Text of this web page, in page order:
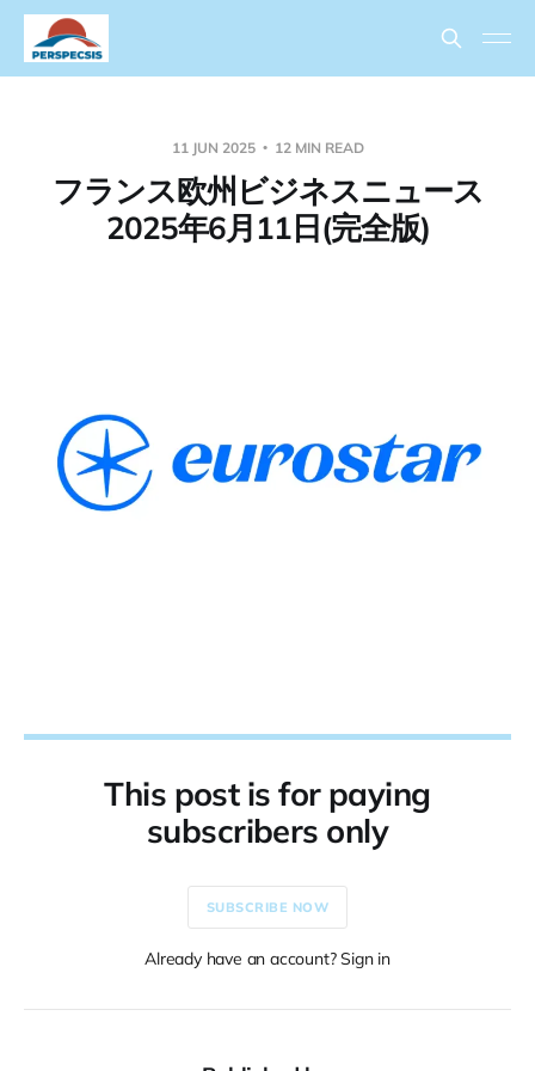
11 JUN 2025 12 MIN READ
フランス欧州ビジネスニュース
2025年6月11日(完全版)
This post is for paying
subscribers only
SUBSCRIBE NOW
Already have an account? Sign in